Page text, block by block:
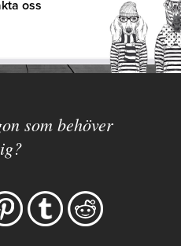
oss
som behöver